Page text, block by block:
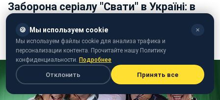
Заборона серіалу "Свати" в Україні: в
розгляді справи з'явилися нові деталі
7 червня відбулося чергове судове засідання у
резонансній справі про заборону серіалу "Свати"
🍪 Мы используем cookie ✕
Мы используем файлы cookie для анализа трафика и
персонализации контента. Прочитайте нашу Политику
конфиденциальности. Подробнее
Отклонить Принять все